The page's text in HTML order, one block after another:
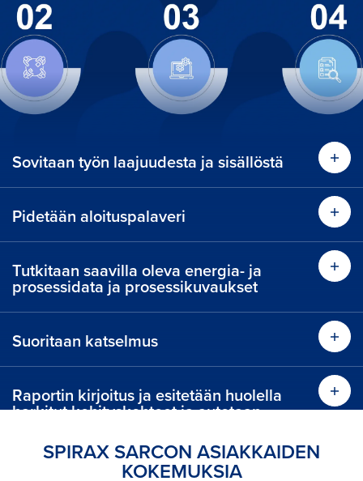
Sovitaan työn laajuudesta ja sisällöstä
Pidetään aloituspalaveri
Tutkitaan saavilla oleva energia- ja
prosessidata ja prosessikuvaukset
Suoritaan katselmus
Raportin kirjoitus ja esitetään huolella
harkitut kehityskohteet ja autetaan
SPIRAX SARCON ASIAKKAIDEN
KOKEMUKSIA